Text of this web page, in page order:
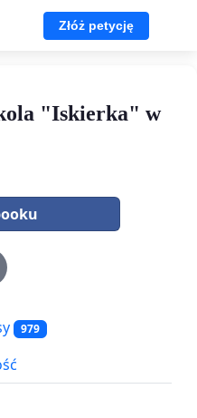
Złóż petycję
"Iskierka" w
979